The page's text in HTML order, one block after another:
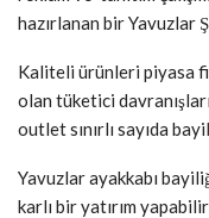
hazırlanan bir Yavuzlar
Kaliteli ürünleri piyasa
olan tüketici
outlet sınırlı sayıda
Yavuzlar ayakkabı
karlı bir yatırım